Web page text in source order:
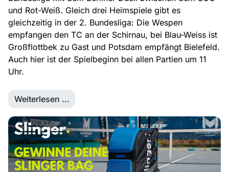
und Rot-Weiß. Gleich drei Heimspiele gibt es
gleichzeitig in der 2. Bundesliga: Die Wespen
empfangen den TC an der Schirnau, bei Blau-Weiss ist
Großflottbek zu Gast und Potsdam empfängt Bielefeld.
Auch hier ist der Spielbeginn bei allen Partien um 11
Uhr.
Weiterlesen …